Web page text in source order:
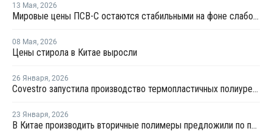
13 Мая, 2026
Мировые цены ПСВ-С остаются стабильными на фоне слабого спроса
08 Мая, 2026
Цены стирола в Китае выросли
26 Января, 2026
Covestro запустила производство термопластичных полиуретанов в Китае
23 Января, 2026
В Китае производить вторичные полимеры предложили по принципу конструкторов LEGO